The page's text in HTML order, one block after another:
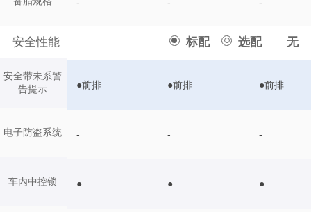
安全性能 标配 选配 无
安全带未系警
告提示
电子防盗系统
车内中控锁
●前排 ●前排 ●前排
- - -
● ● ●